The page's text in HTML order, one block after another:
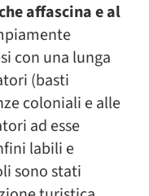
affascina e al
con una lunga
(basti
coloniali e alle
ad esse
labili e
sono stati